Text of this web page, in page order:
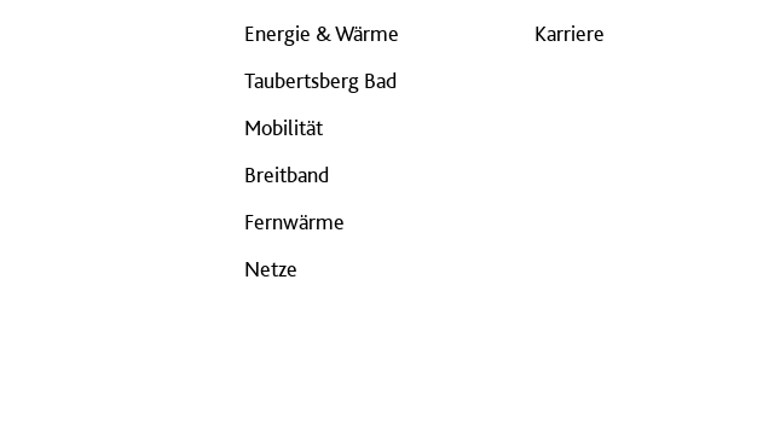
Energie & Wärme
Taubertsberg Bad
Mobilität
Breitband
Fernwärme
Netze
Karriere